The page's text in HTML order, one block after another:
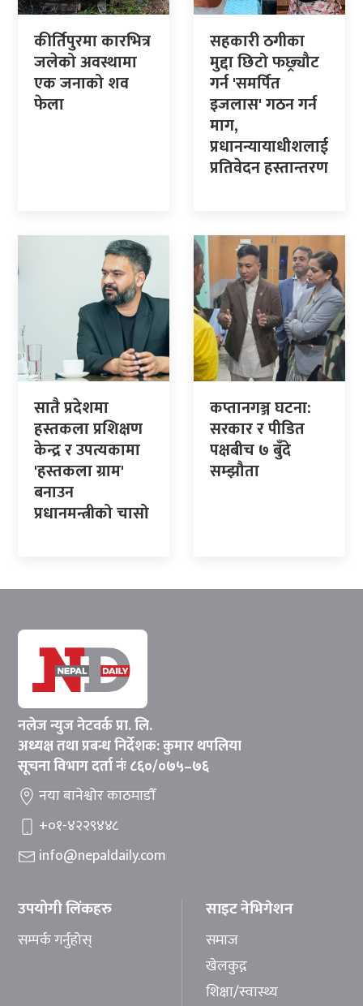
कीर्तिपुरमा कारभित्र
जलेको अवस्थामा
एक जनाको शव
फेला
सहकारी ठगीका
मुद्दा छिटो फछ्र्यौट
गर्न 'समर्पित
इजलास' गठन गर्न
माग,
प्रधानन्यायाधीशलाई
प्रतिवेदन हस्तान्तरण
सातै प्रदेशमा
हस्तकला प्रशिक्षण
केन्द्र र उपत्यकामा
'हस्तकला ग्राम'
बनाउन
प्रधानमन्त्रीको चासो
कप्तानगञ्ज घटना:
सरकार र पीडित
पक्षबीच ७ बुँदे
सम्झौता
नलेज न्युज नेटवर्क प्रा. लि.
अध्यक्ष तथा प्रबन्ध निर्देशक: कुमार थपलिया
सूचना विभाग दर्ता नंः ८६०/०७५–७६
नया बानेश्वोर काठमाडौँ
+०१-४२२९४४८
info@nepaldaily.com
उपयोगी लिंकहरु
सम्पर्क गर्नुहोस्
साइट नेभिगेशन
समाज
खेलकुद़़
शिक्षा/स्वास्थ्य